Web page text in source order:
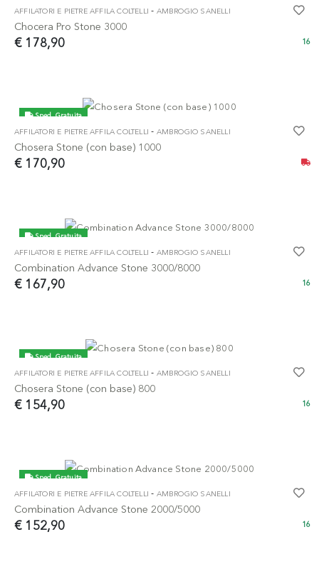
AFFILATORI E PIETRE AFFILA COLTELLI - AMBROGIO SANELLI
Chocera Pro Stone 3000
€ 178,90 16
Sped. Gratuita
AFFILATORI E PIETRE AFFILA COLTELLI - AMBROGIO SANELLI
Chosera Stone (con base) 1000
€ 170,90
Sped. Gratuita
AFFILATORI E PIETRE AFFILA COLTELLI - AMBROGIO SANELLI
Combination Advance Stone 3000/8000
€ 167,90 16
Sped. Gratuita
AFFILATORI E PIETRE AFFILA COLTELLI - AMBROGIO SANELLI
Chosera Stone (con base) 800
€ 154,90 16
Sped. Gratuita
AFFILATORI E PIETRE AFFILA COLTELLI - AMBROGIO SANELLI
Combination Advance Stone 2000/5000
€ 152,90 16